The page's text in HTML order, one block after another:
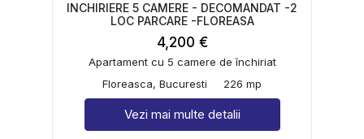
INCHIRIERE 5 CAMERE - DECOMANDAT -2
LOC PARCARE -FLOREASA
4,200 €
Apartament cu 5 camere de închiriat
Floreasca, Bucuresti
226 mp
Vezi mai multe detalii